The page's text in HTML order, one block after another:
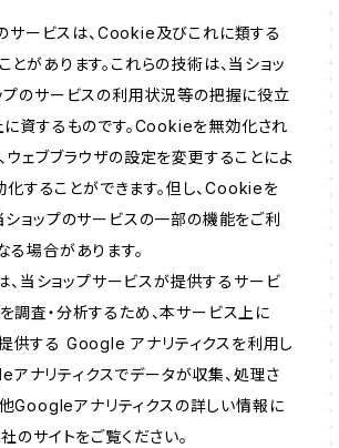
のサービスは、Cookie及びこれに類する
があります。これらの技術は、当ショッ
プのサービスの利用状況等の把握に役立
に資するものです。Cookieを無効化され
ウェブブラウザの設定を変更することによ
することができます。但し、Cookieを
ショップのサービスの一部の機能をご利
る場合があります。
は、当ショップサービスが提供するサービ
調査・分析するため、本サービス上に
する Google アナリティクスを利用し
アナリティクスでデータが収集、処理さ
Googleアナリティクスの詳しい情報に
のサイトをご覧ください。